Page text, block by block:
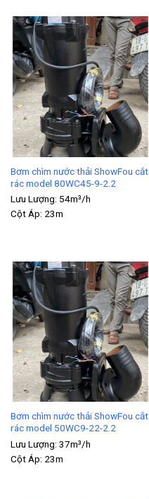
Bơm chìm nước thải ShowFou cắt
rác model 80WC45-9-2.2
Lưu Lượng: 54m³/h
Cột Áp: 23m
Bơm chìm nước thải ShowFou cắt
rác model 50WC9-22-2.2
Lưu Lượng: 37m³/h
Cột Áp: 23m